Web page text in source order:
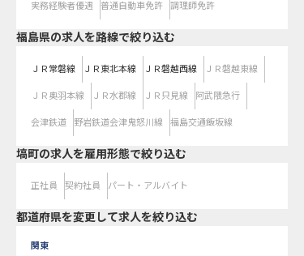
実務経験者優遇 普通自動車免許 調理師免許
福島県の求人を路線で絞り込む
ＪＲ常磐線 ＪＲ東北本線 ＪＲ磐越西線 ＪＲ磐越東線
ＪＲ奥羽本線 ＪＲ水郡線 ＪＲ只見線 阿武隈急行
会津鉄道 野岩鉄道会津鬼怒川線 福島交通飯坂線
塙町の求人を雇用形態で絞り込む
正社員 契約社員 パート・アルバイト
都道府県を変更して求人を絞り込む
関東